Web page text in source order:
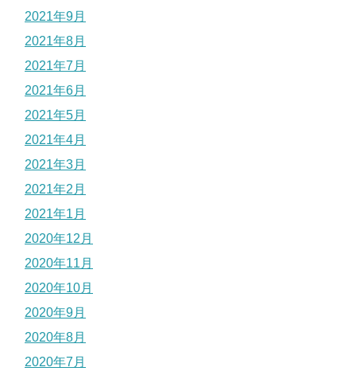
2021年9月
2021年8月
2021年7月
2021年6月
2021年5月
2021年4月
2021年3月
2021年2月
2021年1月
2020年12月
2020年11月
2020年10月
2020年9月
2020年8月
2020年7月